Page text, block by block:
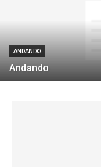
ANDANDO
Andando